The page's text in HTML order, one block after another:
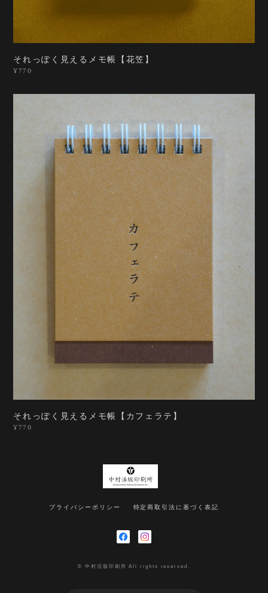
それっぽく見えるメモ帳【花笠】
¥770
それっぽく見えるメモ帳【カフェラテ】
¥770
プライバシーポリシー 特定商取引法に基づく表記
© 中村活版印刷所 All rights reserved.